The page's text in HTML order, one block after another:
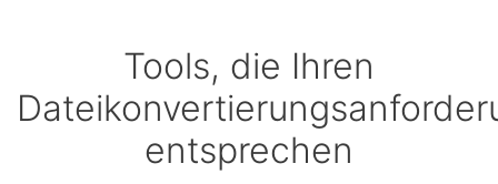
Tools, die Ihren
entsprechen